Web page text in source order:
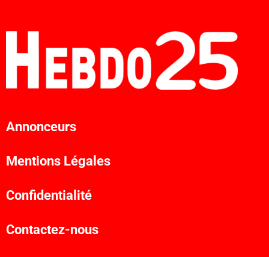
Annonceurs
Mentions Légales
Confidentialité
Contactez-nous